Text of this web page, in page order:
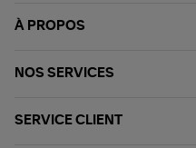
À PROPOS
NOS SERVICES
SERVICE CLIENT